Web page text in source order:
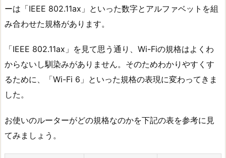
ーは「IEEE 802.11ax」といった数字とアルファベットを組
み合わせた規格があります。
「IEEE 802.11ax」を見て思う通り、Wi-Fiの規格はよくわ
からないし馴染みがありません。そのためわかりやすくす
るために、「Wi-Fi 6」といった規格の表現に変わってきま
した。
お使いのルーターがどの規格なのかを下記の表を参考に見
てみましょう。